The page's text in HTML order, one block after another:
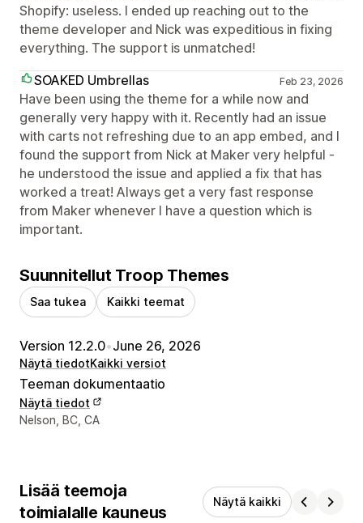
Shopify: useless. I ended up reaching out to the
theme developer and Nick was expeditious in fixing
everything. The support is unmatched!
SOAKED Umbrellas
Feb 23, 2026
Have been using the theme for a while now and
generally very happy with it. Recently had an issue
with carts not refreshing due to an app embed, and I
found the support from Nick at Maker very helpful -
he understood the issue and applied a fix that has
worked a treat! Always get a very fast response
from Maker whenever I have a question which is
important.
Suunnitellut Troop Themes
Saa tukea Kaikki teemat
Version 12.2.0•June 26, 2026
Näytä tiedotKaikki versiot
Teeman dokumentaatio
Näytä tiedot
Suunnittelijan yhteystiedot
Nelson, BC, CA
Lisää teemoja
toimialalle kauneus
Näytä kaikki